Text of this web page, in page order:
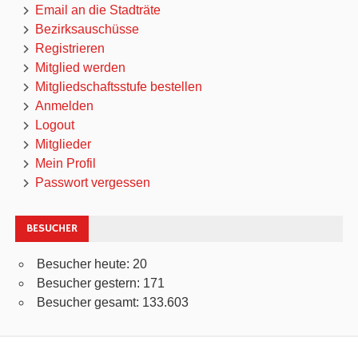
Email an die Stadträte
Bezirksauschüsse
Registrieren
Mitglied werden
Mitgliedschaftsstufe bestellen
Anmelden
Logout
Mitglieder
Mein Profil
Passwort vergessen
BESUCHER
Besucher heute: 20
Besucher gestern: 171
Besucher gesamt: 133.603